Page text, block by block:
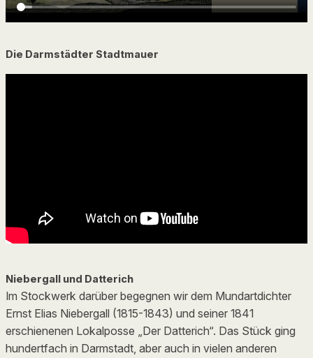
Die Darmstädter Stadtmauer
Niebergall und Datterich
Im Stockwerk darüber begegnen wir dem Mundartdichter
Ernst Elias Niebergall (1815-1843) und seiner 1841
erschienenen Lokalposse „Der Datterich“. Das Stück ging
hundertfach in Darmstadt, aber auch in vielen anderen